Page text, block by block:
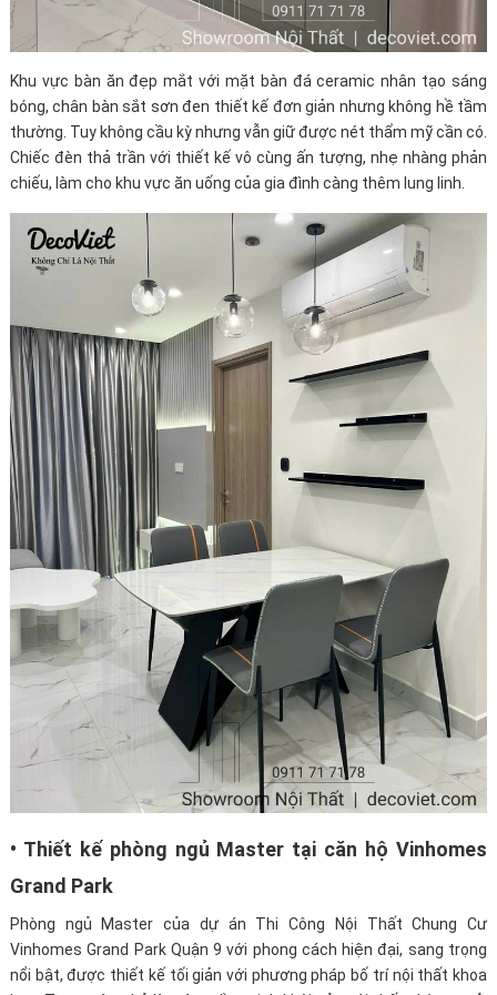
Khu vực bàn ăn đẹp mắt với mặt bàn đá ceramic nhân tạo sáng
bóng, chân bàn sắt sơn đen thiết kế đơn giản nhưng không hề tầm
thường. Tuy không cầu kỳ nhưng vẫn giữ được nét thẩm mỹ cần có.
Chiếc đèn thả trần với thiết kế vô cùng ấn tượng, nhẹ nhàng phản
chiếu, làm cho khu vực ăn uống của gia đình càng thêm lung linh.
• Thiết kế phòng ngủ Master tại căn hộ Vinhomes
Grand Park
Phòng ngủ Master của dự án Thi Công Nội Thất Chung Cư
Vinhomes Grand Park Quận 9 với phong cách hiện đại, sang trọng
nổi bật, được thiết kế tối giản với phương pháp bố trí nội thất khoa